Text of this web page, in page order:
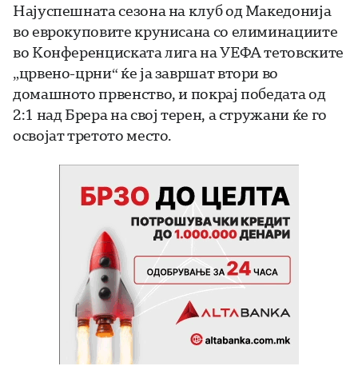
Најуспешната сезона на клуб од Македонија
во еврокуповите крунисана со елиминациите
во Конференциската лига на УЕФА тетовските
„црвено-црни“ ќе ја завршат втори во
домашното првенство, и покрај победата од
2:1 над Брера на свој терен, а стружани ќе го
освојат третото место.